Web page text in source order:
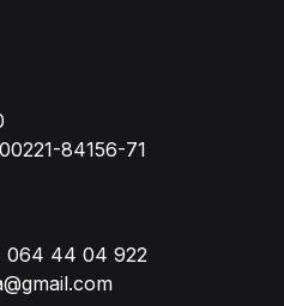
84156-71
064 44 04 922